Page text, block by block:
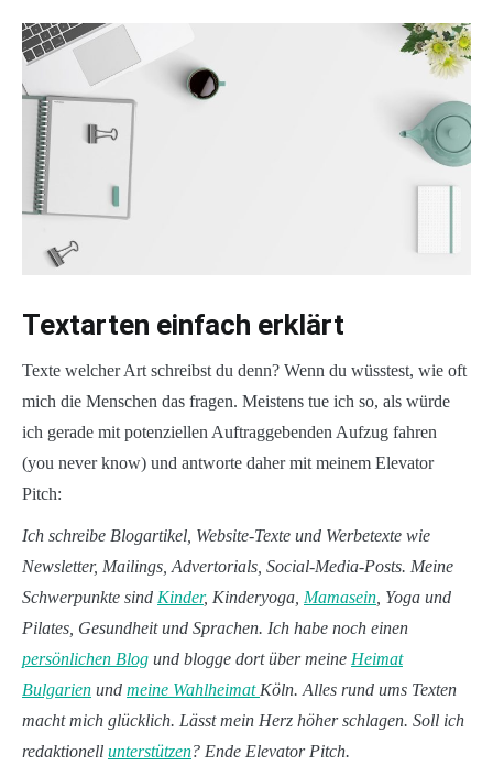
Textarten einfach erklärt
Texte welcher Art schreibst du denn? Wenn du wüsstest, wie oft
mich die Menschen das fragen. Meistens tue ich so, als würde
ich gerade mit potenziellen Auftraggebenden Aufzug fahren
(you never know) und antworte daher mit meinem Elevator
Pitch:
Ich schreibe Blogartikel, Website-Texte und Werbetexte wie
Newsletter, Mailings, Advertorials, Social-Media-Posts. Meine
Schwerpunkte sind Kinder, Kinderyoga, Mamasein , Yoga und
Pilates, Gesundheit und Sprachen. Ich habe noch einen
persönlichen Blog und blogge dort über meine Heimat
Bulgarien und meine Wahlheimat Köln. Alles rund ums Texten
macht mich glücklich. Lässt mein Herz höher schlagen. Soll ich
redaktionell unterstützen? Ende Elevator Pitch.